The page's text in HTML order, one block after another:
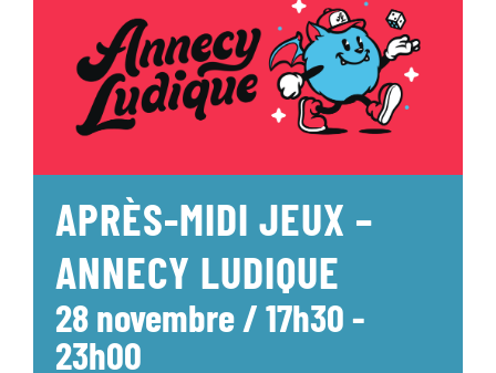
APRÈS-MIDI JEUX –
ANNECY LUDIQUE
28 novembre / 17h30-
23h00